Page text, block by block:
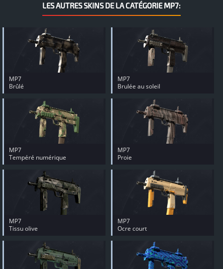
LES AUTRES SKINS DE LA CATÉGORIE MP7:
MP7
Brûlé
MP7
Brulée au soleil
MP7
Tempéré numérique
MP7
Proie
MP7
Tissu olive
MP7
Ocre court